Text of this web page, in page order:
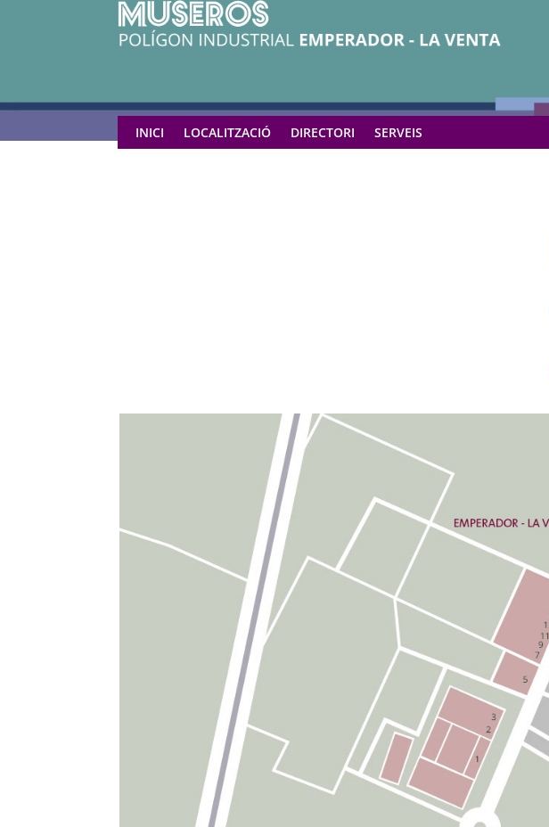
INICI LOCALITZACIÓ DIRECTORI SERVEIS